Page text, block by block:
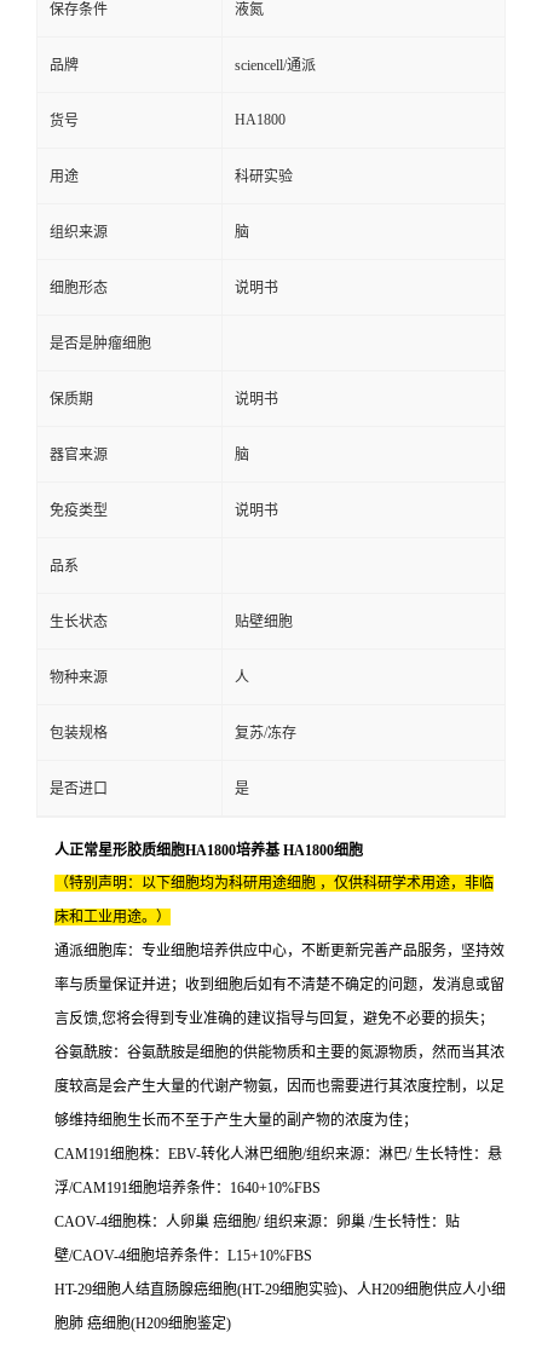
保存条件 液氮
品牌 sciencell/通派
货号 HA1800
用途 科研实验
组织来源 脑
细胞形态 说明书
是否是肿瘤细胞
保质期 说明书
器官来源 脑
免疫类型 说明书
品系
生长状态 贴壁细胞
物种来源 人
包装规格 复苏/冻存
是否进口 是
人正常星形胶质细胞HA1800培养基 HA1800细胞
（特别声明：以下细胞均为科研用途细胞 ，仅供科研学术用途，非临
床和工业用途。）
通派细胞库：专业细胞培养供应中心，不断更新完善产品服务，坚持效
率与质量保证并进；收到细胞后如有不清楚不确定的问题，发消息或留
言反馈,您将会得到专业准确的建议指导与回复，避免不必要的损失；
谷氨酰胺：谷氨酰胺是细胞的供能物质和主要的氮源物质，然而当其浓
度较高是会产生大量的代谢产物氨，因而也需要进行其浓度控制，以足
够维持细胞生长而不至于产生大量的副产物的浓度为佳；
CAM191细胞株：EBV-转化人淋巴细胞/组织来源：淋巴/ 生长特性：悬
浮/CAM191细胞培养条件：1640+10%FBS
CAOV-4细胞株：人卵巢 癌细胞/ 组织来源：卵巢 /生长特性：贴
壁/CAOV-4细胞培养条件：L15+10%FBS
HT-29细胞人结直肠腺癌细胞(HT-29细胞实验)、人H209细胞供应人小细
胞肺 癌细胞(H209细胞鉴定)